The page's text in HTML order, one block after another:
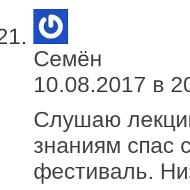
Семён
10.08.2017 в
Слушаю
знаниям спас
фестиваль.